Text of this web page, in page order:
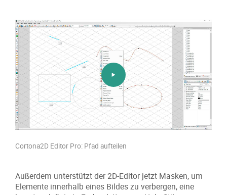
Cortona2D Editor Pro: Pfad aufteilen
Außerdem unterstützt der 2D-Editor jetzt Masken, um
Elemente innerhalb eines Bildes zu verbergen, eine